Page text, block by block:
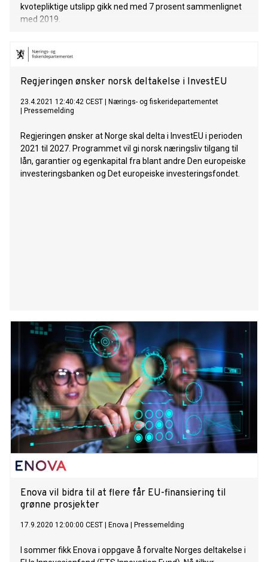
kvotepliktige utslipp gikk ned med 7 prosent sammenlignet
med 2019.
Regjeringen ønsker norsk deltakelse i InvestEU
23.4.2021 12:40:42 CEST
Nærings- og fiskeridepartementet
Pressemelding
Regjeringen ønsker at Norge skal delta i InvestEU i perioden
2021 til 2027. Programmet vil gi norsk næringsliv tilgang til
lån, garantier og egenkapital fra blant andre Den europeiske
investeringsbanken og Det europeiske investeringsfondet.
Enova vil bidra til at flere får EU-finansiering til
grønne prosjekter
17.9.2020 12:00:00 CEST Enova Pressemelding
I sommer fikk Enova i oppgave å forvalte Norges deltakelse i